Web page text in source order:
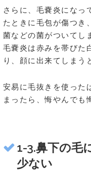
さらに、毛嚢炎になっ
たときに毛包が傷つき
菌などの菌がついてし
毛嚢炎は赤みを帯びた
り、顔に出来てしまう
安易に毛抜きを使った
まったら、悔やんでも
1-3.鼻下の毛
少ない